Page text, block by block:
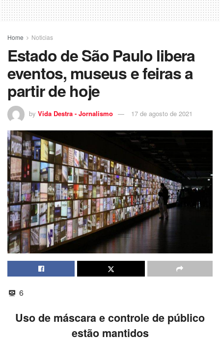
Home Noticias
Estado de São Paulo libera
eventos, museus e feiras a
partir de hoje
by Vida Destra - Jornalismo 17 de agosto de 2021
6
Uso de máscara e controle de público
estão mantidos